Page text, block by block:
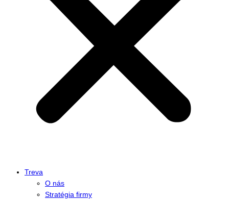
Treva
O nás
Stratégia firmy